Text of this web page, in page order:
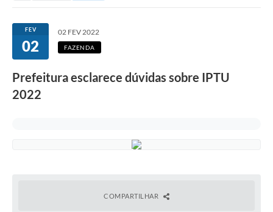
FEV
02
02 FEV 2022
FAZENDA
Prefeitura esclarece dúvidas sobre IPTU
2022
COMPARTILHAR